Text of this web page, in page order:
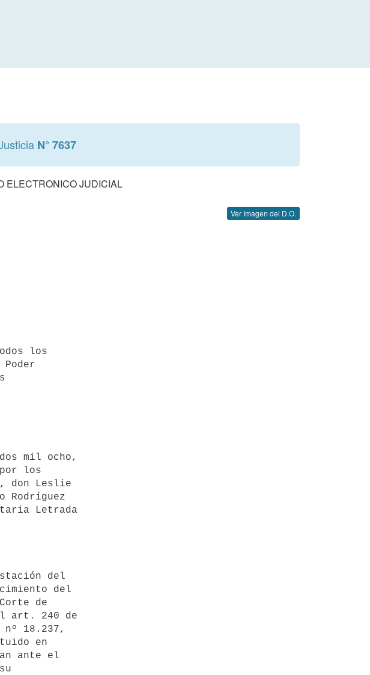
N° 7637
ELECTRONICO JUDICIAL
Ver Imagen del D.O.
los
mil ocho,
los
don Leslie
Rodríguez
Letrada
del
del
de
art. 240 de
18.237,
en
ante el